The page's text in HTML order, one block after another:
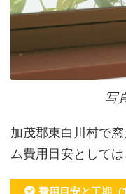
写
加茂郡東白川村で
ム費用目安として